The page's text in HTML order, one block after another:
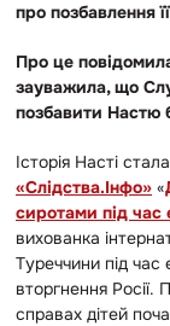
про позбавлення
Про це
зауважила, що
позбавити Настю
Історія Насті
«Слідства.Інфо» «
сиротами під час
вихованка
Туреччини під час
вторгнення Росії.
справах дітей